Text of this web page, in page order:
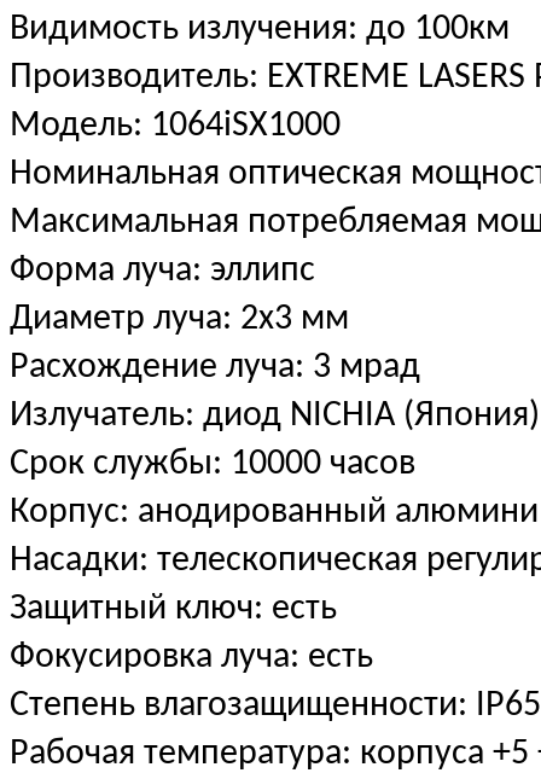
Видимость излучения: до 100км
Производитель: EXTREME LASERS
Модель: 1064iSX1000
Номинальная оптическая
Максимальная потребляемая
Форма луча: эллипс
Диаметр луча: 2х3 мм
Расхождение луча: 3 мрад
Излучатель: диод NICHIA
Срок службы: 10000 часов
Корпус: анодированный
Насадки: телескопическая
Защитный ключ: есть
Фокусировка луча: есть
Степень влагозащищенности:
Рабочая температура: корпуса